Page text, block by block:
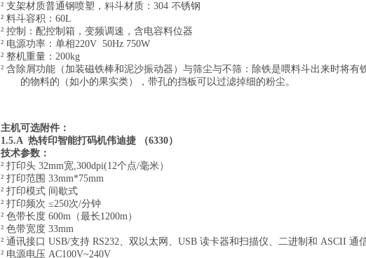
² 支架材质普通钢喷塑，料斗材质：304 不锈钢
² 料斗容积：60L
² 控制：配控制箱，变频调速，含电容料位器
² 电源功率：单相220V 50Hz 750W
² 整机重量 ： 200kg
² 含除屑功能（加装磁铁棒和泥沙振动器） 与筛尘与不筛：除铁是喂料斗出来时将有
的物料的（如小的果实类），带孔的挡板可以过滤掉细的粉尘。
主机可选附件：
1.5.A 热转印智能打码机伟迪捷 （6330）
技术参数：
² 打印头 32mm宽,300dpi(12个点/毫米）
² 打印范围 33mm*75mm
² 打印模式 间歇式
² 打印频次 ≤250次/分钟
² 色带长度 600m（最长1200m）
² 色带宽度 33mm
² 通讯接口 USB/支持 RS232、双以太网、USB 读卡器和扫描仪、二进制和 ASCII 通
² 电源电压 AC100V~240V